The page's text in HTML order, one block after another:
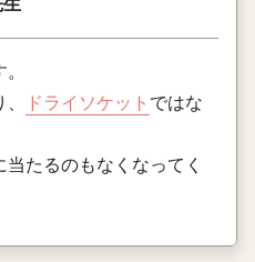
生
ドライソケット ではな
たるのもなくなってく